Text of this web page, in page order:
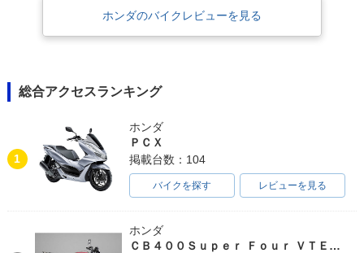
ホンダのバイクレビューを見る
総合アクセスランキング
1
ホンダ
ＰＣＸ
掲載台数：104
バイクを探す レビューを見る
ホンダ
ＣＢ４００Ｓｕｐｅｒ Ｆｏｕｒ ＶＴＥＣ ＳＰＥＣ３